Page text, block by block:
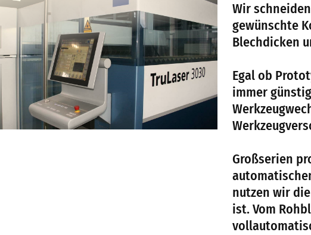
Wir
gewünschte
Blechdicken
Egal ob
immer
Großserien
nutzen wir
ist. Vom